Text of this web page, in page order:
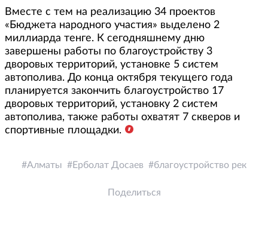
Вместе с тем на реализацию 34 проектов
«Бюджета народного участия» выделено 2
миллиарда тенге. К сегодняшнему дню
завершены работы по благоустройству 3
дворовых территорий, установке 5 систем
автополива. До конца октября текущего года
планируется закончить благоустройство 17
дворовых территорий, установку 2 систем
автополива, также работы охватят 7 скверов и
спортивные площадки.
Алматы Ерболат Досаев благоустройство рек
Поделиться